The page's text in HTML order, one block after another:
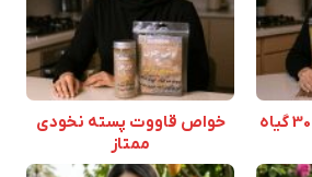
خواص قاووت پسته نخودی
ممتاز